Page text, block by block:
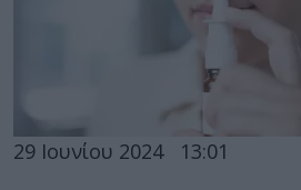
29 Ιουνίου 2024 13:01